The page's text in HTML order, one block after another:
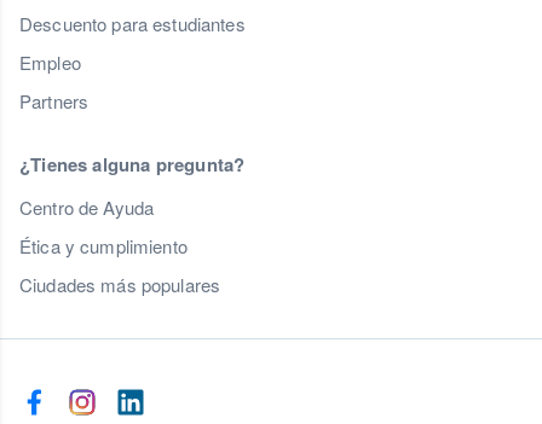
Descuento para estudiantes
Empleo
Partners
¿Tienes alguna pregunta?
Centro de Ayuda
Ética y cumplimiento
Ciudades más populares